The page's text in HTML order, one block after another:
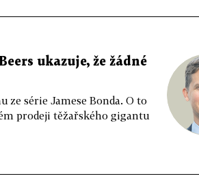
ukazuje, že žádné
ze série Jamese Bonda. O to
prodeji těžařského gigantu